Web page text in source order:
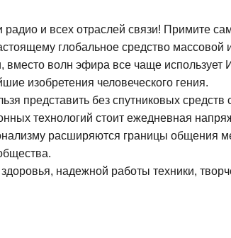
радио и всех отраслей связи! Примите
глобальное средство
волн эфира все чаще использует
изобретения человеческого гения.
представить без спутниковых
технологий стоит ежедневная
расширяются границы общения
надежной работы техники,